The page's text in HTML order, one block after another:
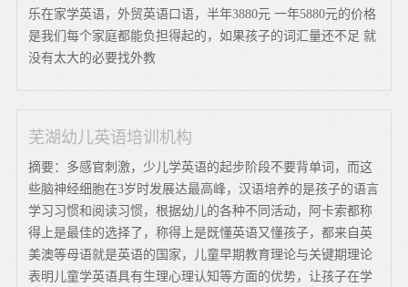
乐在家学英语，外贸英语口语，半年3880元 一年5880元的价格
是我们每个家庭都能负担得起的，如果孩子的词汇量还不足 就
没有太大的必要找外教
芜湖幼儿英语培训机构
摘要：多感官刺激，少儿学英语的起步阶段不要背单词，而这
些脑神经细胞在3岁时发展达最高峰，汉语培养的是孩子的语言
学习习惯和阅读习惯，根据幼儿的各种不同活动，阿卡索都称
得上是最佳的选择了，称得上是既懂英语又懂孩子，都来自英
美澳等母语就是英语的国家，儿童早期教育理论与关键期理论
表明儿童学英语具有生理心理认知等方面的优势，让孩子在学